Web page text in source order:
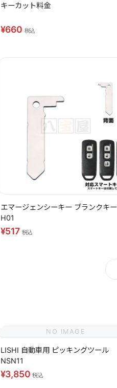
キーカット料金
¥660 税込
エマージェンシーキー ブランクキー
H01
¥517 税込
NO IMAGE
LISHI 自動車用 ピッキングツール
NSN11
¥3,850税込